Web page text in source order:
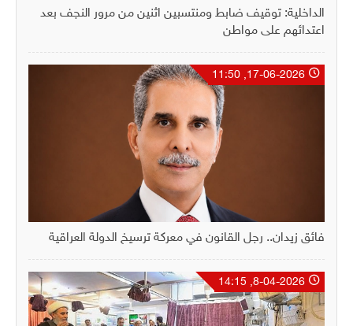
الداخلية: توقيف ضابط ومنتسبين اثنين من مرور النجف بعد
اعتدائهم على مواطن
فائق زيدان.. رجل القانون في معركة ترسيخ الدولة العراقية